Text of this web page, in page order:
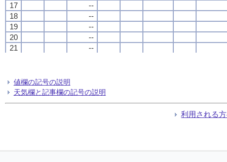
17
--
18
--
19
--
20
--
21
--
24
17
--
18
--
19
--
20
--
21
--
24
17
--
18
--
19
--
20
--
21
--
24
17
--
18
--
19
--
20
--
21
--
24
値欄の記号の説明
天気欄と記事欄の記号の説明
利用される